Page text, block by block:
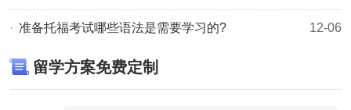
各国研究生留学费用清单，让你提前了解留学费用，做好留
学规划！
12-06
准备托福考试哪些语法是需要学习的?
留学方案免费定制